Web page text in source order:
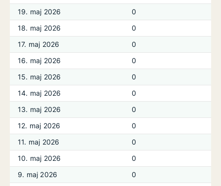
19. maj 2026
0
18. maj 2026
0
17. maj 2026
0
16. maj 2026
0
15. maj 2026
0
14. maj 2026
0
13. maj 2026
0
12. maj 2026
0
11. maj 2026
0
10. maj 2026
0
9. maj 2026
0